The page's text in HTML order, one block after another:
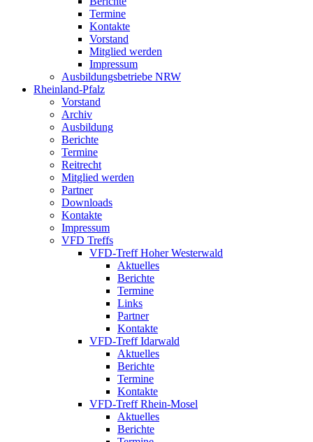
Termine
Kontakte
Vorstand
Mitglied werden
Impressum
Ausbildungsbetriebe NRW
Rheinland-Pfalz
Vorstand
Archiv
Ausbildung
Berichte
Termine
Reitrecht
Mitglied werden
Partner
Downloads
Kontakte
Impressum
VFD Treffs
VFD-Treff Hoher Westerwald
Aktuelles
Berichte
Termine
Links
Partner
Kontakte
VFD-Treff Idarwald
Aktuelles
Berichte
Termine
Kontakte
VFD-Treff Rhein-Mosel
Aktuelles
Berichte